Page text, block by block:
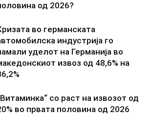
од 2026?
во германската
индустрија го
уделот на Германија во
извоз од 48,6% на
со раст на извозот од
во првата половина од 2026